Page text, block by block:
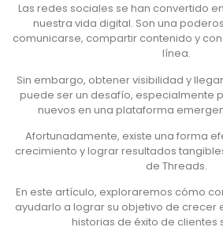
Las redes sociales se han convertido
nuestra vida digital. Son una
comunicarse, compartir contenido y
línea.
Sin embargo, obtener visibilidad y
puede ser un desafío, especialmente
nuevos en una plataforma
Afortunadamente, existe una forma
crecimiento y lograr resultados
de Threads.
En este artículo, exploraremos cómo
ayudarlo a lograr su objetivo de crecer
historias de éxito de clientes